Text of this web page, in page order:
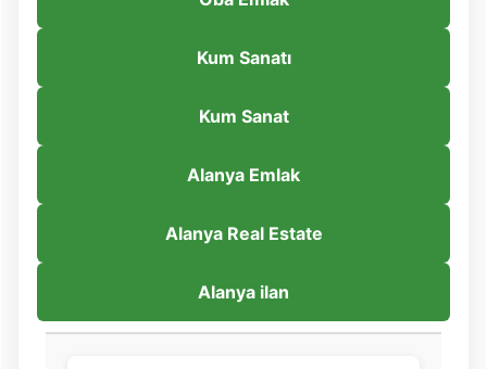
Kum Sanatı
Kum Sanat
Alanya Emlak
Alanya Real Estate
Alanya ilan